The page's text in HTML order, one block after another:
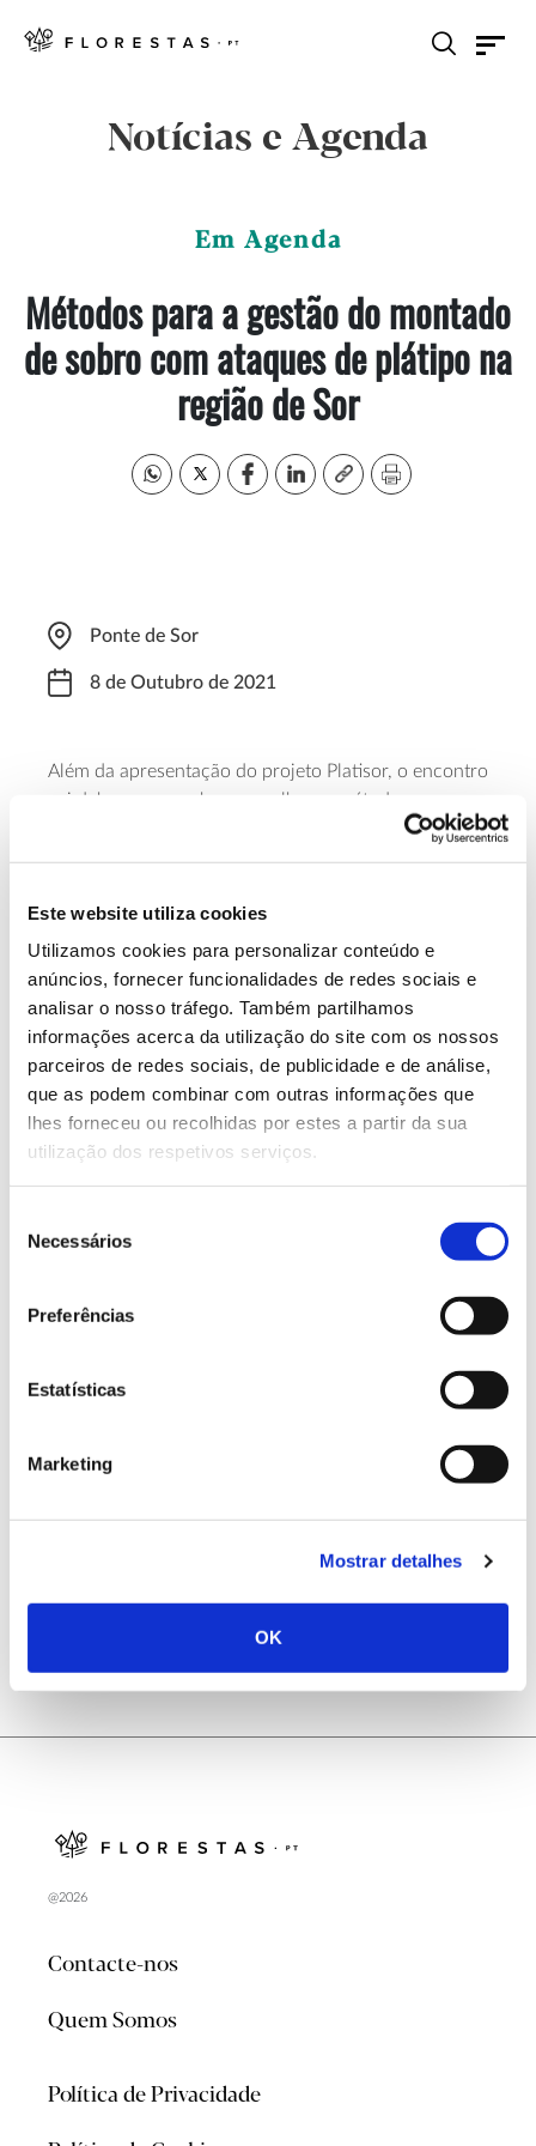
Este website utiliza cookies
Utilizamos cookies para personalizar conteúdo e
anúncios, fornecer funcionalidades de redes sociais e
analisar o nosso tráfego. Também partilhamos
informações acerca da utilização do site com os nossos
parceiros de redes sociais, de publicidade e de análise,
que as podem combinar com outras informações que
lhes forneceu ou recolhidas por estes a partir da sua
utilização dos respetivos serviços.
Necessários
Preferências
Estatísticas
Marketing
Mostrar detalhes
OK
Notícias e Agenda
Em Agenda
Métodos para a gestão do montado
de sobro com ataques de plátipo na
região de Sor
Ponte de Sor
8 de Outubro de 2021
Além da apresentação do projeto Platisor, o encontro
vai debruçar-se sobre os melhores métodos para a
gestão do montado de sobro com ataques de plátipo
da Região de Ponte de Sor.
Saiba mais sobre este seminário
13.07.2026
Genoma do priolo e de outras espécies em risco:
conhecer para conservar
Registar galhas de Trichi em acácia-das-espigas:
25.06.2026
Natureza e florestas procuram jovens voluntários
@2026
Contacte-nos
Quem Somos
Política de Privacidade